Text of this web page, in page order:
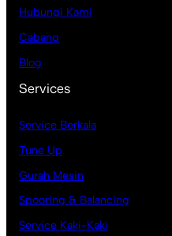
Hubungi Kami
Cabang
Blog
Services
Service Berkala
Tune Up
Gurah Mesin
Spooring & Balancing
Service Kaki-Kaki